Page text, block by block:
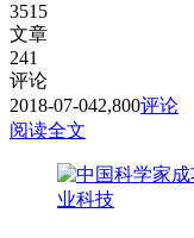
3515
文章
241
评论
2018-07-042,800评论
阅读全文
业科技